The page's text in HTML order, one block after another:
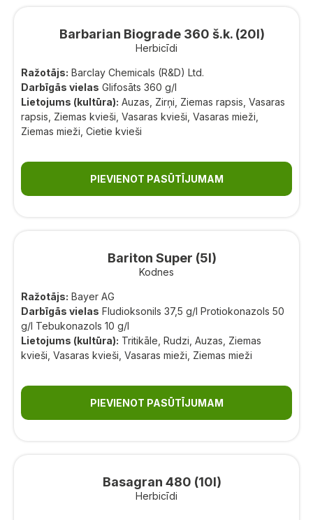
Barbarian Biograde 360 š.k. (20l)
Herbicīdi
Ražotājs: Barclay Chemicals (R&D) Ltd.
Darbīgās vielas Glifosāts 360 g/l
Lietojums (kultūra): Auzas, Zirņi, Ziemas rapsis, Vasaras
rapsis, Ziemas kvieši, Vasaras kvieši, Vasaras mieži,
Ziemas mieži, Cietie kvieši
PIEVIENOT PASŪTĪJUMAM
Bariton Super (5l)
Kodnes
Ražotājs: Bayer AG
Darbīgās vielas Fludioksonils 37,5 g/l Protiokonazols 50
g/l Tebukonazols 10 g/l
Lietojums (kultūra): Tritikāle, Rudzi, Auzas, Ziemas
kvieši, Vasaras kvieši, Vasaras mieži, Ziemas mieži
PIEVIENOT PASŪTĪJUMAM
Basagran 480 (10l)
Herbicīdi